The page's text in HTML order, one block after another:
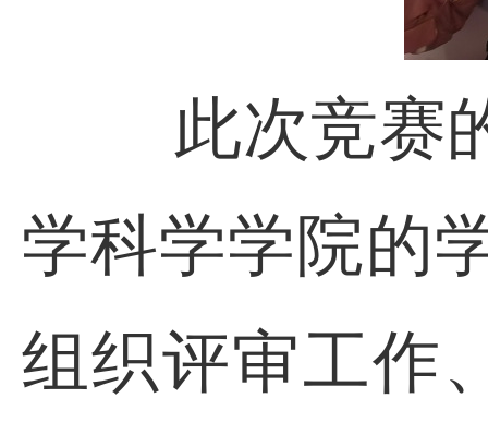
此次竞赛
学科学学院的
组织评审工作